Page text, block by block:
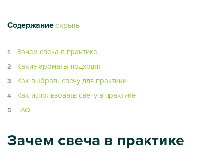
Содержаниескрыть
Зачем свеча в практике
Какие ароматы подходят
Как выбрать свечу для практики
Как использовать свечу в практике
FAQ
Зачем свеча в практике